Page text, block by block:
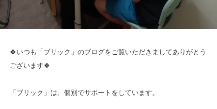
🍀いつも「ブリック」のブログをご覧いただきましてありがとう
ございます🍀
「ブリック」は、個別でサポートをしています。